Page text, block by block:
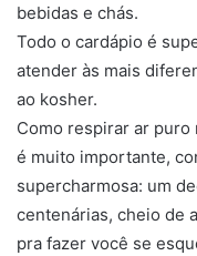
bebidas e chás.
Todo o cardápio é
atender às mais
ao kosher.
Como respirar ar
é muito importante,
supercharmosa: um
centenárias, cheio de
pra fazer você se